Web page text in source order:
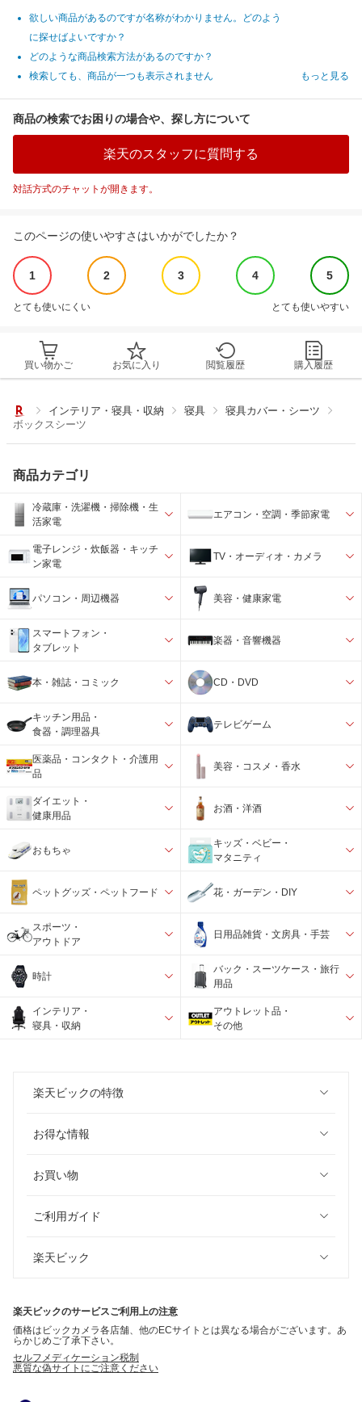
欲しい商品があるのですが名称がわかりません。どのよう
に探せばよいですか？
どのような商品検索方法があるのですか？
検索しても、商品が一つも表示されません
もっと見る
商品の検索でお困りの場合や、探し方について
楽天のスタッフに質問する
対話方式のチャットが開きます。
このページの使いやすさはいかがでしたか？
1 2 3 4 5
とても使いにくい とても使いやすい
買い物かご お気に入り 閲覧履歴 購入履歴
インテリア・寝具・収納 寝具
寝具カバー・シーツ
ボックスシーツ
商品カテゴリ
冷蔵庫・洗濯機・掃除機・生
活家電
エアコン・空調・季節家電
電子レンジ・炊飯器・キッチ
ン家電
TV・オーディオ・カメラ
パソコン・周辺機器 美容・健康家電
スマートフォン・
タブレット
楽器・音響機器
本・雑誌・コミック CD・DVD
キッチン用品・
食器・調理器具
テレビゲーム
医薬品・コンタクト・介護用
品
美容・コスメ・香水
ダイエット・
健康用品
お酒・洋酒
おもちゃ
キッズ・ベビー・
マタニティ
ペットグッズ・ペットフード 花・ガーデン・DIY
スポーツ・
アウトドア
日用品雑貨・文房具・手芸
時計
バック・スーツケース・旅行
用品
インテリア・
寝具・収納
アウトレット品・
その他
楽天ビックの特徴
お得な情報
お買い物
ご利用ガイド
楽天ビック
楽天ビックのサービスご利用上の注意
価格はビックカメラ各店舗、他のECサイトとは異なる場合がございます。あ
らかじめご了承下さい。
セルフメディケーション税制
悪質な偽サイトにご注意ください